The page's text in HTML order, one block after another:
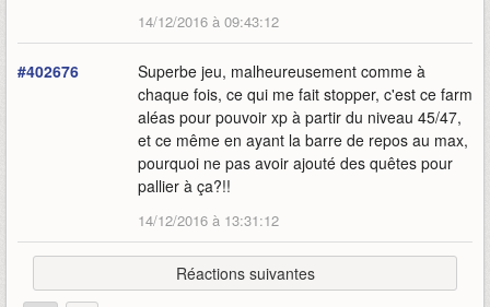
14/12/2016 à 09:43:12
#402676
Superbe jeu, malheureusement comme à
chaque fois, ce qui me fait stopper, c'est ce farm
aléas pour pouvoir xp à partir du niveau 45/47,
et ce même en ayant la barre de repos au max,
pourquoi ne pas avoir ajouté des quêtes pour
pallier à ça?!!
14/12/2016 à 13:31:12
Réactions suivantes